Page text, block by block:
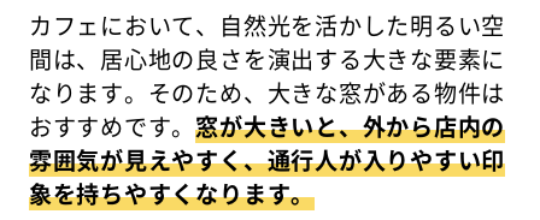
カフェにおいて、自然光を活かした明るい空
間は、居心地の良さを演出する大きな要素に
なります。そのため、大きな窓がある物件は
おすすめです。窓が大きいと、外から店内の
雰囲気が見えやすく、通行人が入りやすい印
象を持ちやすくなります。